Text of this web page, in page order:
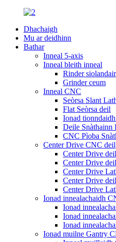
Dhachaigh
Mu ar deidhinn
Bathar
Inneal 5-axis
Inneal bleith inneal
Rinder siolandair
Grinder ceum
Inneal CNC
Seòrsa Slant
Flat Seòrsa deil
Ionad
Deile Snàthainn
CNC Pìoba
Center Drive CNC deil
Center Drive
Center Drive
Center Drive
Center Drive
Center Drive
Ionad innealachaidh
Ionad
Ionad
Ionad
Ionad muilne Gantry